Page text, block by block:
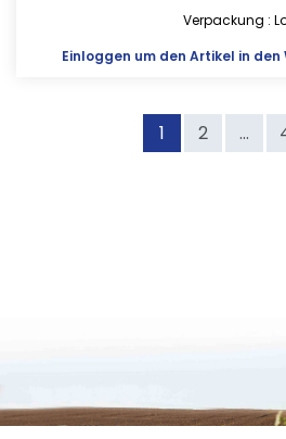
Verpackung :
Einloggen um den Artikel in
1 2 ...